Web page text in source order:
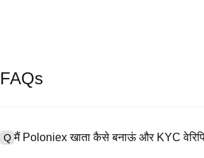
FAQs
Q मैं Poloniex खाता कैसे बनाऊं और KYC